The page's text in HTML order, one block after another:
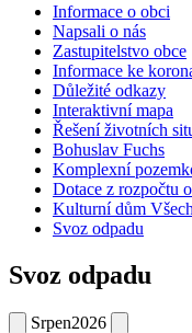
Informace o obci
Napsali o nás
Zastupitelstvo obce
Informace ke
Důležité odkazy
Interaktivní mapa
Řešení životních
Bohuslav Fuchs
Komplexní
Dotace z rozpočtu
Kulturní dům
Svoz odpadu
Svoz odpadu
Srpen2026